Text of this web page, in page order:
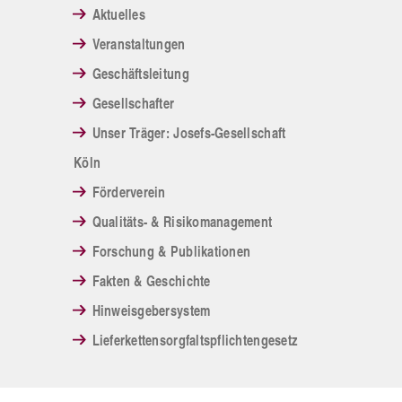
Aktuelles
Veranstaltungen
Geschäftsleitung
Gesellschafter
Unser Träger: Josefs-Gesellschaft
Köln
Förderverein
Qualitäts- & Risikomanagement
Forschung & Publikationen
Fakten & Geschichte
Hinweisgebersystem
Lieferkettensorgfaltspflichtengesetz